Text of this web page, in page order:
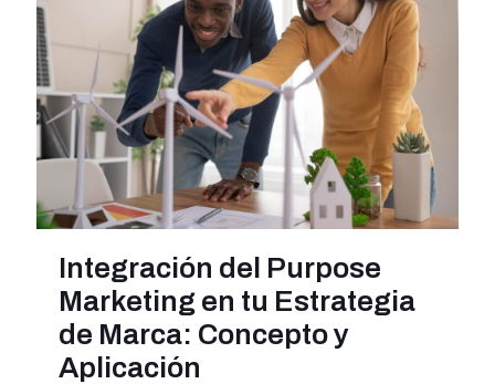
Integración del Purpose
Marketing en tu Estrategia
de Marca: Concepto y
Aplicación